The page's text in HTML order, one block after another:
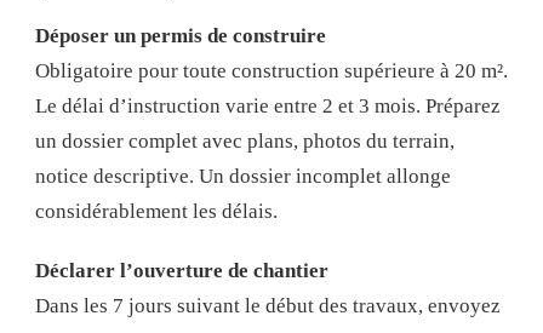
Déposer un permis de construire
Obligatoire pour toute construction supérieure à 20 m².
Le délai d’instruction varie entre 2 et 3 mois. Préparez
un dossier complet avec plans, photos du terrain,
notice descriptive. Un dossier incomplet allonge
considérablement les délais.
Déclarer l’ouverture de chantier
Dans les 7 jours suivant le début des travaux, envoyez